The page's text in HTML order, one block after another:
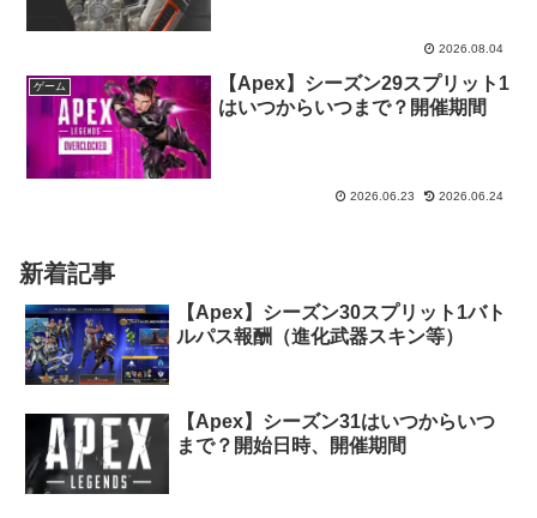
2026.08.04
ゲーム
【Apex】シーズン29スプリット1
はいつからいつまで？開催期間
2026.06.23 2026.06.24
新着記事
【Apex】シーズン30スプリット1バト
ルパス報酬（進化武器スキン等）
【Apex】シーズン31はいつからいつ
まで？開始日時、開催期間